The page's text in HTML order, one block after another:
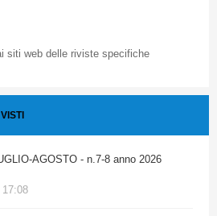
siti web delle riviste specifiche
AGOSTO - n.7-8 anno 2026